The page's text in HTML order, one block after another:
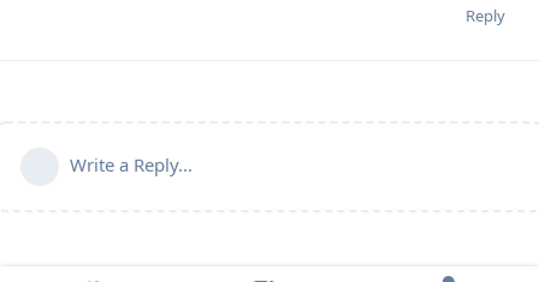
Reply
Write a Reply...